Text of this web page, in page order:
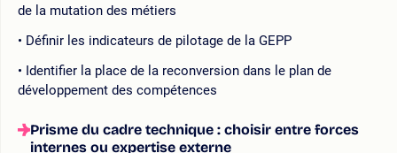
de la mutation des métiers
Définir les indicateurs de pilotage de la GEPP
Identifier la place de la reconversion dans le plan de
développement des compétences
Prisme du cadre technique : choisir entre forces
internes ou expertise externe